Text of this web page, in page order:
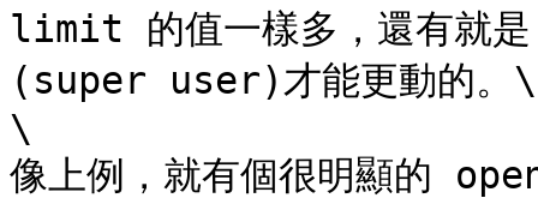
limit 的值一樣多，還有就
(super user)才能更動的。\
\
像上例，就有個很明顯的